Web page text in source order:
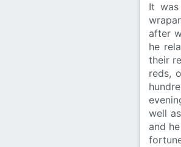
It
after
he
their
reds,
well
and